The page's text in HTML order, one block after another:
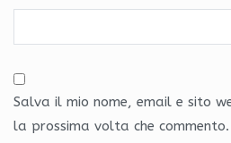
Salva il mio nome, email e sito
la prossima volta che commento.